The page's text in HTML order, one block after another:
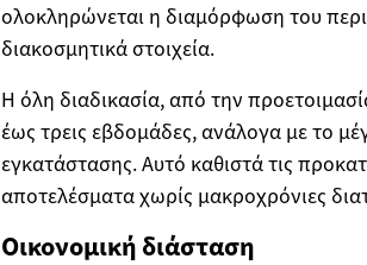
ολοκληρώνεται η διαμόρφωση του
διακοσμητικά στοιχεία.
Η όλη διαδικασία, από την
έως τρεις εβδομάδες, ανάλογα με το
εγκατάστασης. Αυτό καθιστά τις
αποτελέσματα χωρίς μακροχρόνιες
Οικονομική διάσταση